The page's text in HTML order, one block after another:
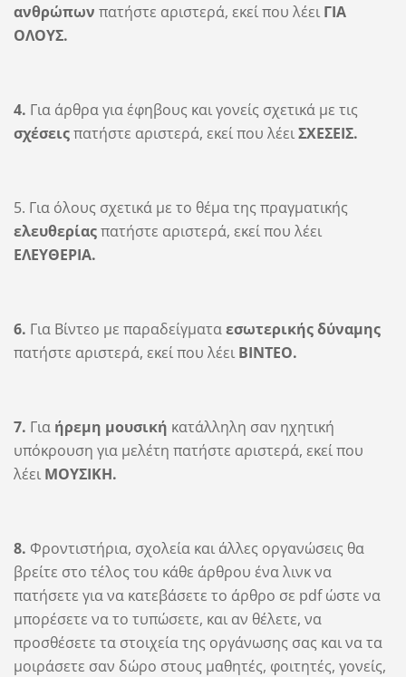
ανθρώπων πατήστε αριστερά, εκεί που λέει ΓΙΑ
ΟΛΟΥΣ.
4. Για άρθρα για έφηβους και γονείς σχετικά με τις
σχέσειςπατήστε αριστερά, εκεί που λέειΣΧΕΣΕΙΣ.
5. Για όλους σχετικά με το θέμα της πραγματικής
ελευθερίαςπατήστε αριστερά, εκεί που λέει
ΕΛΕΥΘΕΡΙΑ.
6. Για Βίντεο με παραδείγματαεσωτερικής δύναμης
πατήστε αριστερά, εκεί που λέει ΒΙΝΤΕΟ.
7. Γιαήρεμη μουσική κατάλληλη σαν ηχητική
υπόκρουση για μελέτη πατήστε αριστερά, εκεί που
λέει ΜΟΥΣΙΚΗ.
8. Φροντιστήρια, σχολεία και άλλες οργανώσεις θα
βρείτε στο τέλος του κάθε άρθρου ένα λινκ να
πατήσετε για να κατεβάσετε το άρθρο σε pdf ώστε να
μπορέσετε να το τυπώσετε, και αν θέλετε, να
προσθέσετε τα στοιχεία της οργάνωσης σας και να τα
μοιράσετε σαν δώρο στους μαθητές, φοιτητές, γονείς,